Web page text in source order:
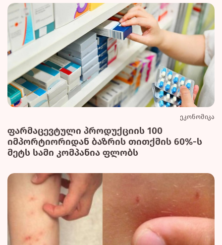
ეკონომიკა
ფარმაცევტული პროდუქციის 100
იმპორტიორიდან ბაზრის თითქმის 60%-ს
მეტს სამი კომპანია ფლობს